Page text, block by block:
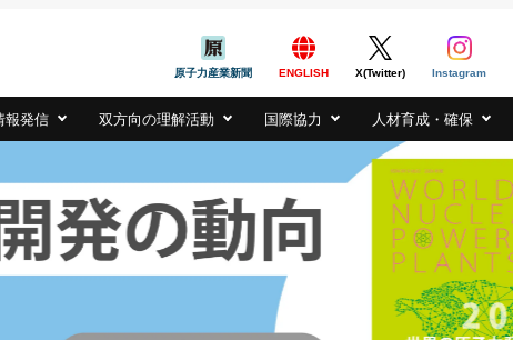
JAPAN ATOMIC INDUSTRIAL FORUM, INC.
原子力産業新聞 ENGLISH X(Twitter) Instagram
報発信 双方向の理解活動 国際協力 人材育成・確保